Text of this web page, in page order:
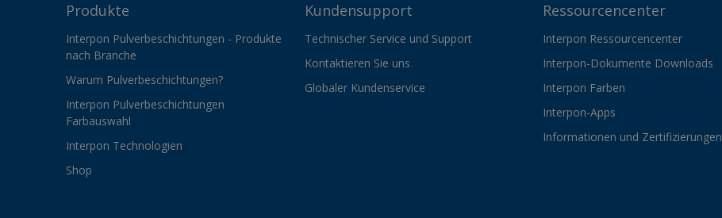
Produkte
Interpon Pulverbeschichtungen - Produkte
nach Branche
Warum Pulverbeschichtungen?
Interpon Pulverbeschichtungen
Farbauswahl
Interpon Technologien
Shop
Kundensupport
Technischer Service und Support
Kontaktieren Sie uns
Globaler Kundenservice
Ressourcencenter
Interpon Ressourcencenter
Interpon-Dokumente Downloads
Interpon Farben
Interpon-Apps
Informationen und Zertifizierungen